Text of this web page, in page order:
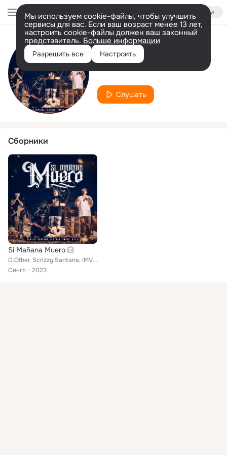
Войти
Мы используем cookie-файлы, чтобы улучшить
сервисы для вас. Если ваш возраст менее 13 лет,
настроить cookie-файлы должен ваш законный
представитель. Больше информации
Разрешить все Настроить
Исполнитель
B.H.O.
Слушать
Сборники
Si Mañana Muero
D.Other, Scrizzy Santana, IMVGE feat. B.H.O.
Сингл
2023